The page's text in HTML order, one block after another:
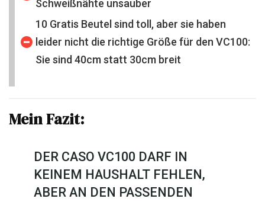
Schweißnähte unsauber
10 Gratis Beutel sind toll, aber sie haben
leider nicht die richtige Größe für den VC100:
Sie sind 40cm statt 30cm breit
Mein Fazit:
DER CASO VC100 DARF IN
KEINEM HAUSHALT FEHLEN,
ABER AN DEN PASSENDEN